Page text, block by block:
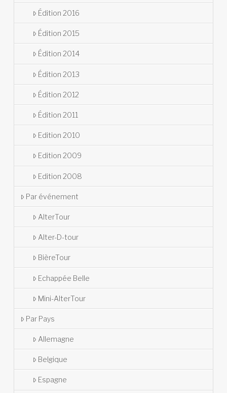
Édition 2016
Édition 2015
Édition 2014
Édition 2013
Édition 2012
Édition 2011
Edition 2010
Edition 2009
Edition 2008
Par événement
AlterTour
Alter-D-tour
BièreTour
Echappée Belle
Mini-AlterTour
Par Pays
Allemagne
Belgique
Espagne